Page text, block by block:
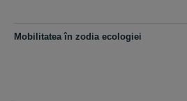
Mobilitatea în zodia ecologiei